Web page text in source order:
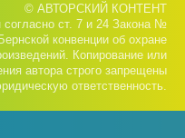
© АВТОРСКИЙ КОНТЕНТ
ст. 7 и 24 Закона №
конвенции об охране
Копирование или
автора строго запрещены
ответственность.